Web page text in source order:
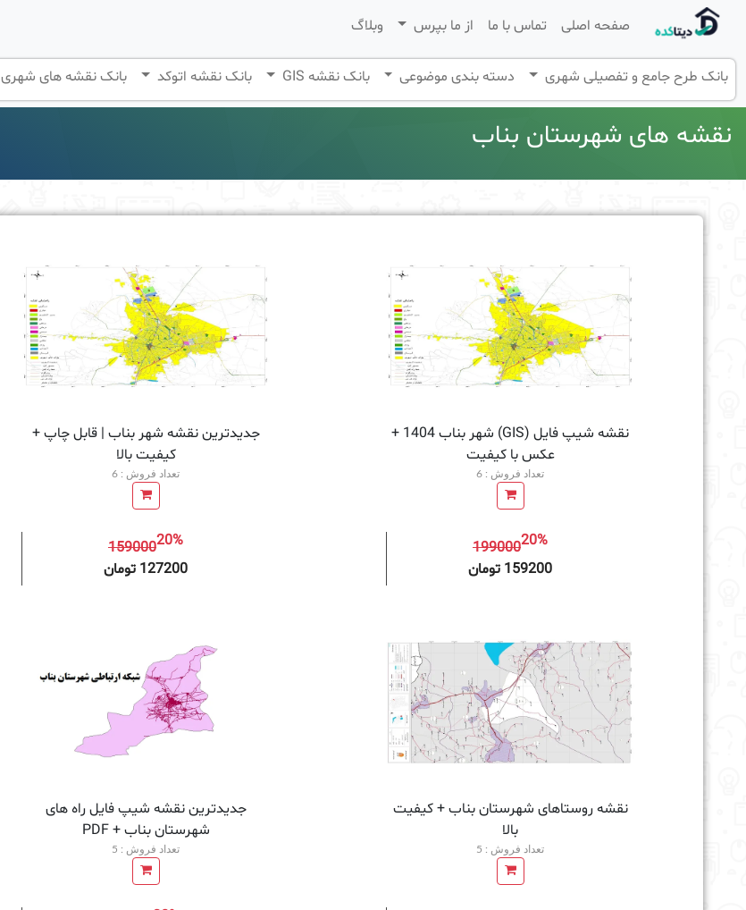
صفحه اصلی تماس با ما از ما بپرس وبلاگ
بانک طرح جامع و تفصیلی شهری دسته بندی موضوعی بانک نقشه GIS بانک نقشه اتوکد بانک نقشه های شهری
نقشه های شهرستان بناب
نقشه شیپ فایل (GIS) شهر بناب 1404 +
عکس با کیفیت
تعداد فروش : 6
19900020%
159200 تومان
جدیدترین نقشه شهر بناب | قابل چاپ +
کیفیت بالا
تعداد فروش : 6
15900020%
127200 تومان
نقشه روستاهای شهرستان بناب + کیفیت
بالا
تعداد فروش : 5
جدیدترین نقشه شیپ فایل راه های
شهرستان بناب + PDF
تعداد فروش : 5